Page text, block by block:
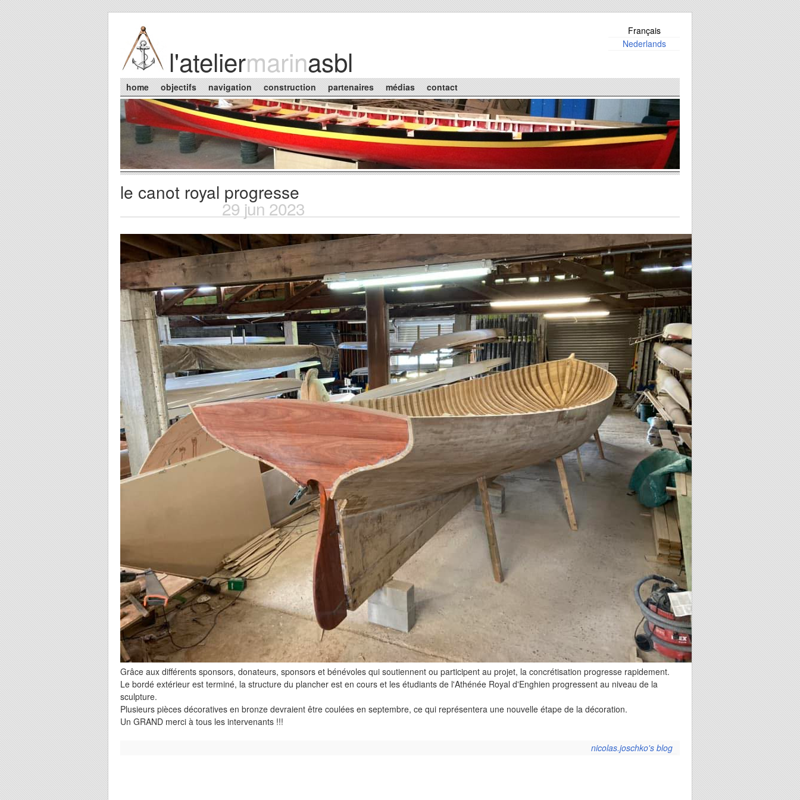
Skip to main content
l'ateliermarinasbl
Français
Nederlands
Main menu
home objectifs navigation construction partenaires médias contact
You are here
le canot royal progresse
29 jun 2023
Grâce aux différents sponsors, donateurs, sponsors et bénévoles qui soutiennent ou participent au projet, la concrétisation progresse rapidement.
Le bordé extérieur est terminé, la structure du plancher est en cours et les étudiants de l'Athénée Royal d'Enghien progressent au niveau de la
sculpture.
Plusieurs pièces décoratives en bronze devraient être coulées en septembre, ce qui représentera une nouvelle étape de la décoration.
Un GRAND merci à tous les intervenants !!!
nicolas.joschko's blog